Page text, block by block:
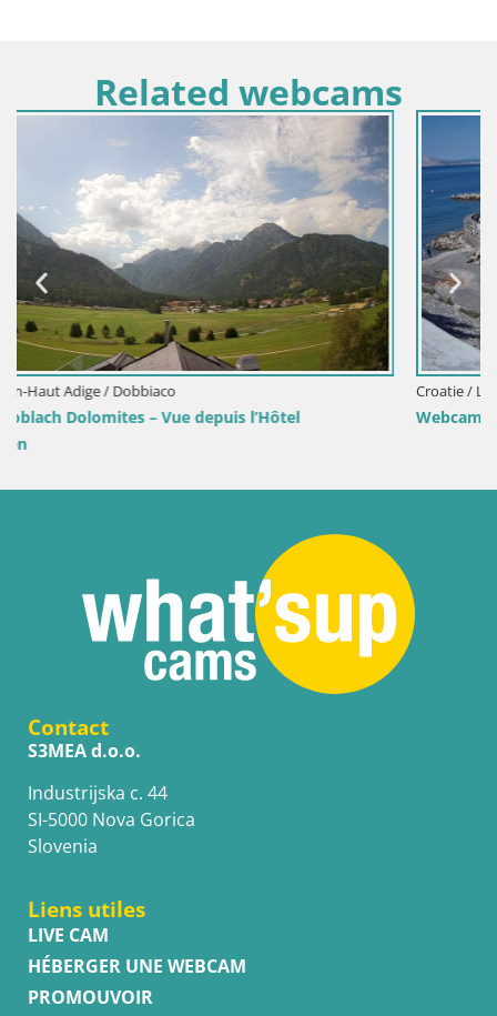
Related webcams
Croatie / Lika-Senj / Senj
Webcam port de Senj – Vue sur la jetée et le phare
Contact
S3MEA d.o.o.
Industrijska c. 44
SI-5000 Nova Gorica
Slovenia
Liens utiles
LIVE CAM
HÉBERGER UNE WEBCAM
PROMOUVOIR